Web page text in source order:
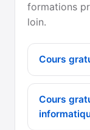
formations
loin.
Cours
Cours